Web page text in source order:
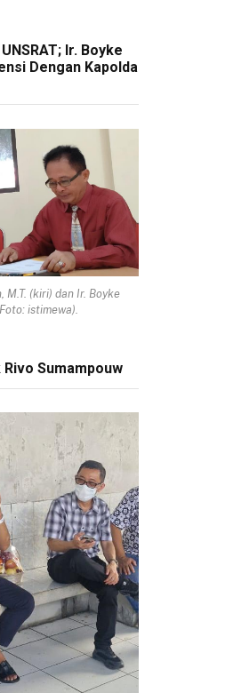
Ir. Boyke
Dengan Kapolda
M.T. (kiri) dan Ir. Boyke
istimewa).
Sumampouw